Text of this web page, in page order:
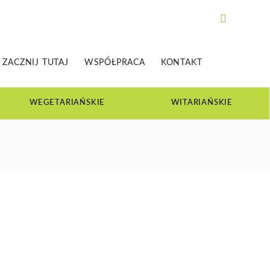
DLA CAŁEJ
RODZINYWEGETARIAŃSKIE WITARIAŃSKIE
ZACZNIJ TUTAJ WSPÓŁPRACA KONTAKT